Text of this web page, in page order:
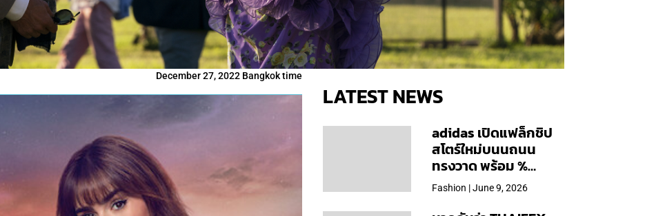
December 27, 2022 Bangkok time
LATEST NEWS
adidas เปิดแฟล็กชิป
สโตร์ใหม่บนนถนน
ทรงวาด พร้อม %
Arabica และคอลเลก
ชันพิเศษเฉพาะสาขา
Fashion | June 9, 2026